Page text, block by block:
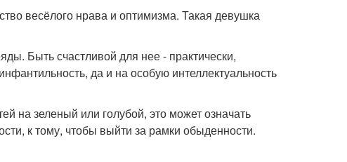
весёлого нрава и оптимизма. Такая девушка
Быть счастливой для нее - практически,
да и на особую интеллектуальность
на зеленый или голубой, это может означать
к тому, чтобы выйти за рамки обыденности.